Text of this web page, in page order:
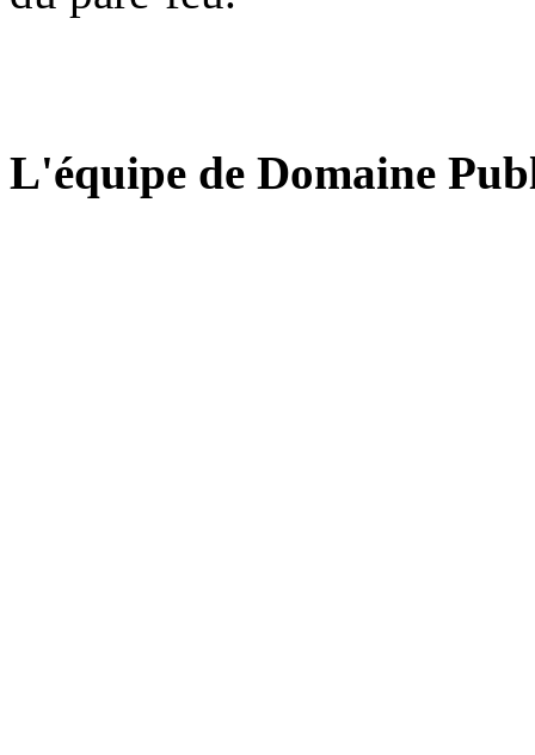
L'équipe de Domaine